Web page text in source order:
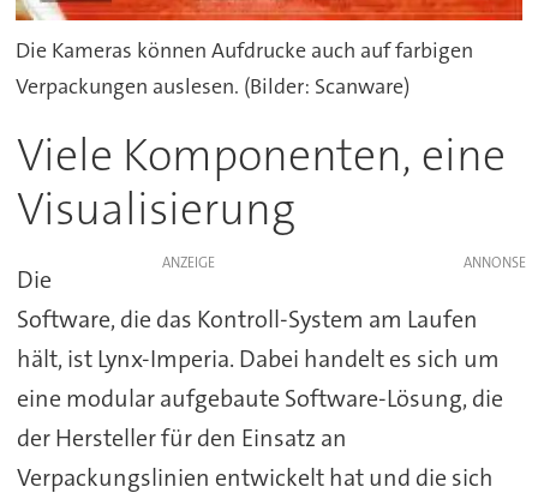
Die Kameras können Aufdrucke auch auf farbigen
Verpackungen auslesen. (Bilder: Scanware)
Viele Komponenten, eine
Visualisierung
ANZEIGE
Die
Software, die das Kontroll-System am Laufen
hält, ist Lynx-Imperia. Dabei handelt es sich um
eine modular aufgebaute Software-Lösung, die
der Hersteller für den Einsatz an
Verpackungslinien entwickelt hat und die sich